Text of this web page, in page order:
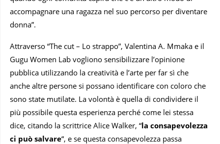
accompagnare una ragazza nel suo percorso per diventare
donna”.
Attraverso “The cut – Lo strappo”, Valentina A. Mmaka e il
Gugu Women Lab vogliono sensibilizzare l’opinione
pubblica utilizzando la creatività e l’arte per far sì che
anche altre persone si possano identificare con coloro che
sono state mutilate. La volontà è quella di condividere il
più possibile questa esperienza perché come lei stessa
dice, citando la scrittrice Alice Walker, “la consapevolezza
ci può salvare“, e se questa consapevolezza passa